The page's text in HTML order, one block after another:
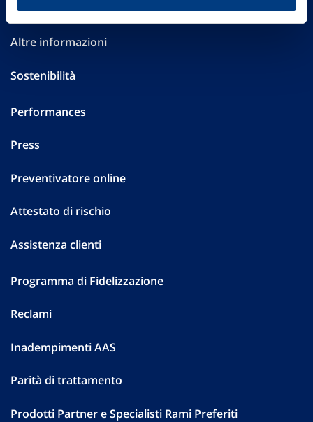
Investor Relations
Altre informazioni
Sostenibilità
Performances
Press
Preventivatore online
Attestato di rischio
Assistenza clienti
Programma di Fidelizzazione
Reclami
Inadempimenti AAS
Parità di trattamento
Prodotti Partner e Specialisti Rami Preferiti